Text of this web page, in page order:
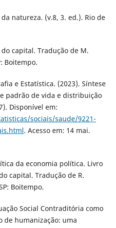
natureza. (v.8, 3. ed.). Rio de
capital. Tradução de M.
Boitempo.
e Estatística. (2023). Síntese
padrão de vida e distribuição
Disponível em:
sociais/saude/9221-
. Acesso em: 14 mai.
da economia política. Livro
capital. Tradução de R.
Boitempo.
Social Contraditória como
de humanização: uma